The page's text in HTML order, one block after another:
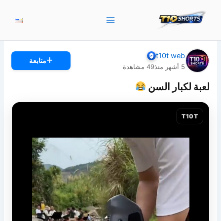
t10t web
5 أشهر منذ 49مشاهدة
متابعة
لعبة لكبار السن
T10T